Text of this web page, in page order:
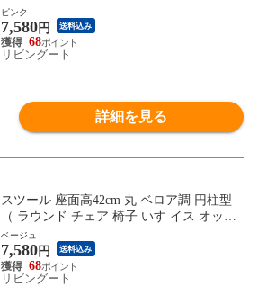
マン ドレッサーチェア 丸イス くすみカラ
ー ゴールド おしゃれ かわいい ） 【ピン
ク】
ピンク
7,580円 送料込み
68
リビングート
詳細を見る
スツール 座面高42cm 丸 ベロア調 円柱型
（ ラウンド チェア 椅子 いす イス オット
マン ドレッサーチェア 丸イス くすみカラ
ー ゴールド おしゃれ かわいい ） 【ベー
ジュ】
ベージュ
7,580円 送料込み
68
リビングート